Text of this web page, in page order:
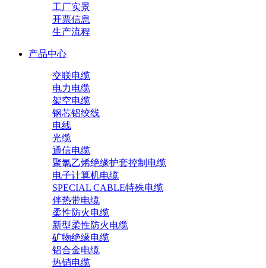
工厂实景
开票信息
生产流程
产品中心
交联电缆
电力电缆
架空电缆
钢芯铝绞线
电线
光缆
通信电缆
聚氯乙烯绝缘护套控制电缆
电子计算机电缆
SPECIAL CABLE特殊电缆
伴热带电缆
柔性防火电缆
新型柔性防火电缆
矿物绝缘电缆
铝合金电缆
热销电缆